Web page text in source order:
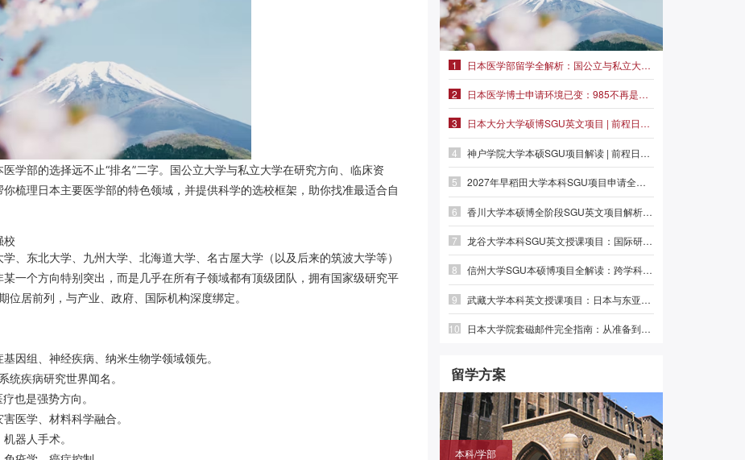
学部的选择远不止“排名”二字。国公立大学与私立大学在研究方向、临床资
你梳理日本主要医学部的特色领域，并提供科学的选校框架，助你找准最适合自
校
、东北大学、九州大学、北海道大学、名古屋大学（以及后来的筑波大学等）
一个方向特别突出，而是几乎在所有子领域都有顶级团队，拥有国家级研究平
居前列，与产业、政府、国际机构深度绑定。
因组、神经疾病、纳米生物学领域领先。
统疾病研究世界闻名。
也是强势方向。
医学、材料科学融合。
器人手术。
1 日本医学部留学全解析：国公立与私立大学特色分野|前程日本留学
2 日本医学博士申请环境已变：985不再是保险| 前程日本留学
3 日本大分大学硕博SGU英文项目 | 前程日本SGU英文项目
4 神户学院大学本硕SGU项目解读 | 前程日本SGU英文项目
5 2027年早稻田大学本科SGU项目申请全解析| 前程日本SGU项目
6 香川大学本硕博全阶段SGU英文项目解析 | 前程日本SGU英文项目
7 龙谷大学本科SGU英文授课项目：国际研究学部，佛教文化与全球视野融合
8 信州大学SGU本硕博项目全解读：跨学科本科、纤维学旗舰、医学与环境前沿
9 武藏大学本科英文授课项目：日本与东亚研究（经济学学位）| 日本SGU项目
10 日本大学院套磁邮件完全指南：从准备到发送，教授想看到的都在这里
留学方案
本科/学部